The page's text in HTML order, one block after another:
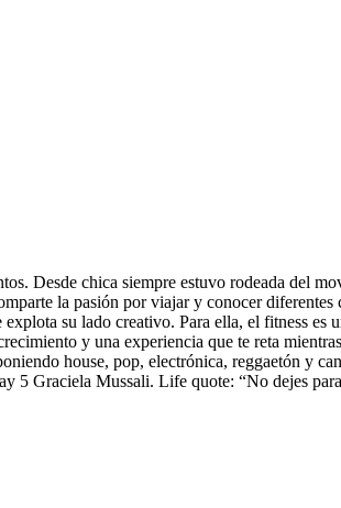
Desde chica siempre estuvo rodeada del
la pasión por viajar y conocer diferentes
su lado creativo. Para ella, el fitness es
y una experiencia que te reta
house, pop, electrónica, reggaetón y
5 Graciela Mussali. Life quote: “No dejes